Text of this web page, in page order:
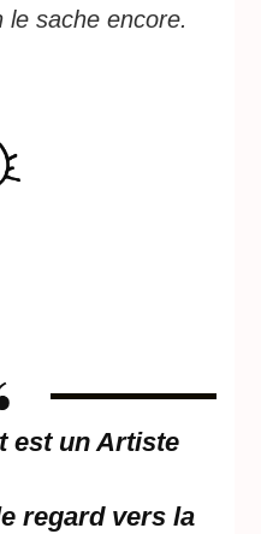
le sache encore.
est un Artiste
regard vers la